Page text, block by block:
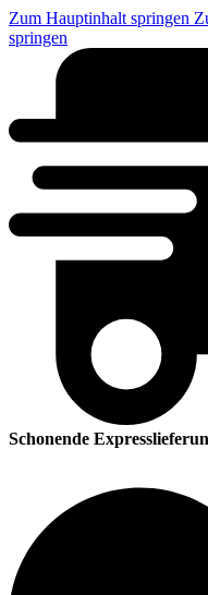
Zum Hauptinhalt springen
springen
Schonende